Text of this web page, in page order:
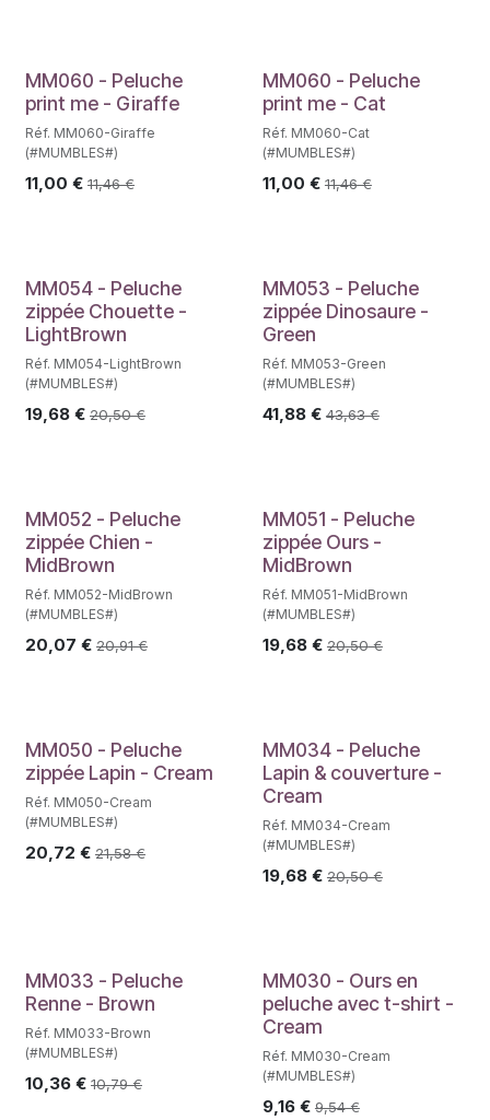
MM060 - Peluche
print me - Giraffe
Réf. MM060-Giraffe
(#MUMBLES#)
11,00 € 11,46€
MM060 - Peluche
print me - Cat
Réf. MM060-Cat
(#MUMBLES#)
11,00 € 11,46€
MM054 - Peluche
zippée Chouette -
LightBrown
Réf. MM054-LightBrown
(#MUMBLES#)
19,68 € 20,50€
MM053 - Peluche
zippée Dinosaure -
Green
Réf. MM053-Green
(#MUMBLES#)
41,88€ 43,63€
MM052 - Peluche
zippée Chien -
MidBrown
Réf. MM052-MidBrown
(#MUMBLES#)
20,07 € 20,91€
MM051 - Peluche
zippée Ours -
MidBrown
Réf. MM051-MidBrown
(#MUMBLES#)
19,68€ 20,50€
MM050 - Peluche
zippée Lapin - Cream
Réf. MM050-Cream
(#MUMBLES#)
20,72 € 21,58€
MM034 - Peluche
Lapin & couverture -
Cream
Réf. MM034-Cream
(#MUMBLES#)
19,68€ 20,50€
MM033 - Peluche
Renne - Brown
Réf. MM033-Brown
(#MUMBLES#)
10,36 € 10,79€
MM030 - Ours en
peluche avec t-shirt -
Cream
Réf. MM030-Cream
(#MUMBLES#)
9,16€ 9,54€